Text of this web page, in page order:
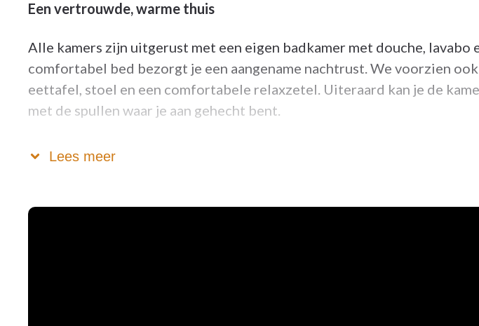
Een vertrouwde, warme thuis
Alle kamers zijn uitgerust met een eigen badkamer met douche, lavabo
comfortabel bed bezorgt je een aangename nachtrust. We voorzien
eettafel, stoel en een comfortabele relaxzetel. Uiteraard kan je de
met de spullen waar je aan gehecht bent.
Fysiek en mentaal gezond
Indien nodig zetten we in op kinesitherapie en ergotherapie, zodat je
Lees meer